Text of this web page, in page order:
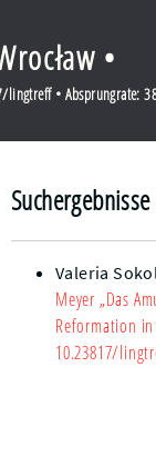
•
lingtreff • Absprungrate:
Valeria
Meyer „Das
Reformation
10.23817/